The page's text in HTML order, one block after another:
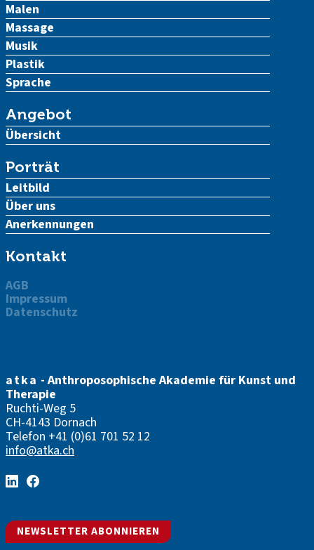
Malen
Massage
Musik
Plastik
Sprache
Angebot
Übersicht
Porträt
Leitbild
Über uns
Anerkennungen
Kontakt
AGB
Impressum
Datenschutz
atka - Anthroposophische Akademie für Kunst und
Therapie
Ruchti-Weg 5
CH-4143 Dornach
Telefon +41 (0)61 701 52 12
info@atka.ch
NEWSLETTER ABONNIEREN